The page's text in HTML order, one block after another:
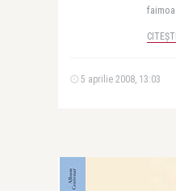
5 aprilie 2008, 13:03